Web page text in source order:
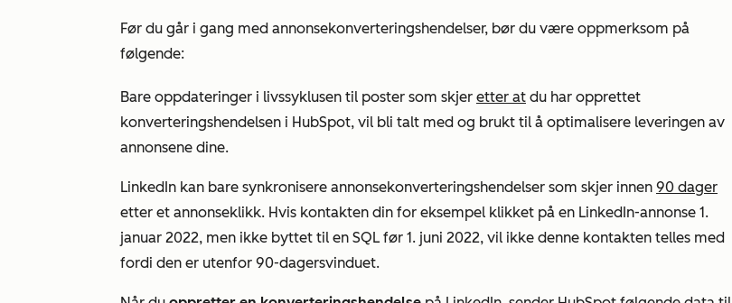
Før du går i gang med annonsekonverteringshendelser, bør du være oppmerksom på
følgende:
Bare oppdateringer i livssyklusen til poster som skjer etter at du har opprettet
konverteringshendelsen i HubSpot, vil bli talt med og brukt til å optimalisere leveringen av
annonsene dine.
LinkedIn kan bare synkronisere annonsekonverteringshendelser som skjer innen 90 dager
etter et annonseklikk. Hvis kontakten din for eksempel klikket på en LinkedIn-annonse 1.
januar 2022, men ikke byttet til en SQL før 1. juni 2022, vil ikke denne kontakten telles med
fordi den er utenfor 90-dagersvinduet.